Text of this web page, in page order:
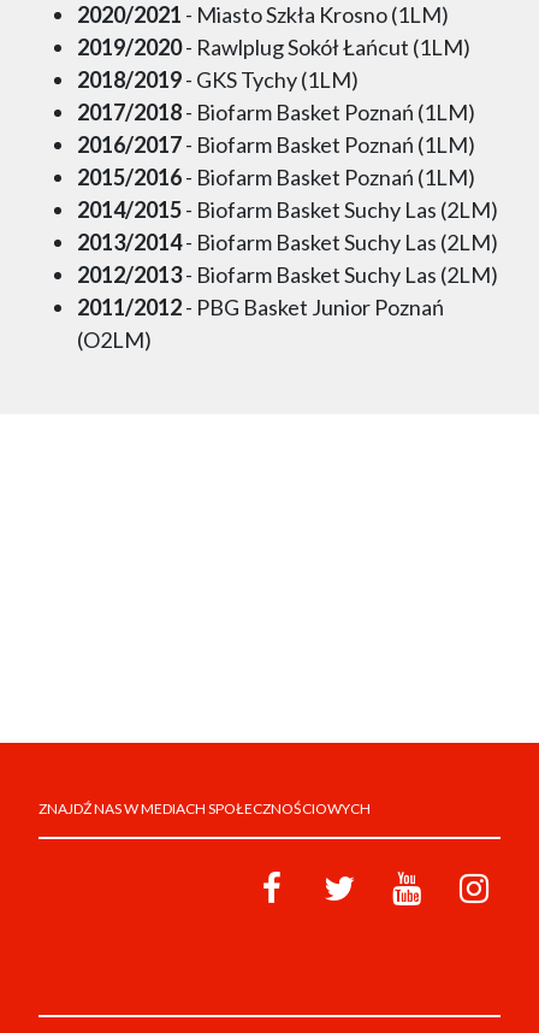
2020/2021 - Miasto Szkła Krosno (1LM)
2019/2020- Rawlplug Sokół Łańcut (1LM)
2018/2019- GKS Tychy (1LM)
2017/2018- Biofarm Basket Poznań (1LM)
2016/2017- Biofarm Basket Poznań (1LM)
2015/2016- Biofarm Basket Poznań (1LM)
2014/2015- Biofarm Basket Suchy Las (2LM)
2013/2014- Biofarm Basket Suchy Las (2LM)
2012/2013- Biofarm Basket Suchy Las (2LM)
2011/2012- PBG Basket Junior Poznań
(O2LM)
ZNAJDŹ NAS W MEDIACH SPOŁECZNOŚCIOWYCH